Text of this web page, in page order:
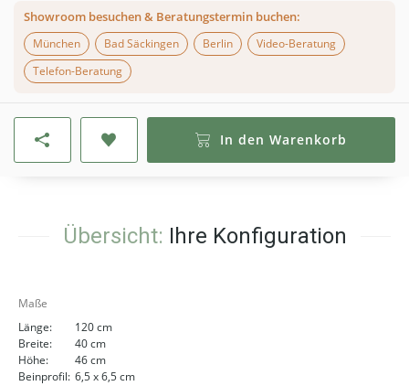
Showroom besuchen & Beratungstermin buchen:
München
Bad Säckingen Berlin
Video-Beratung
Telefon-Beratung
In den Warenkorb
Übersicht: Ihre Konfiguration
Maße
Länge:
120 cm
Breite:
40 cm
Höhe:
46 cm
Beinprofil: 6,5 x 6,5 cm